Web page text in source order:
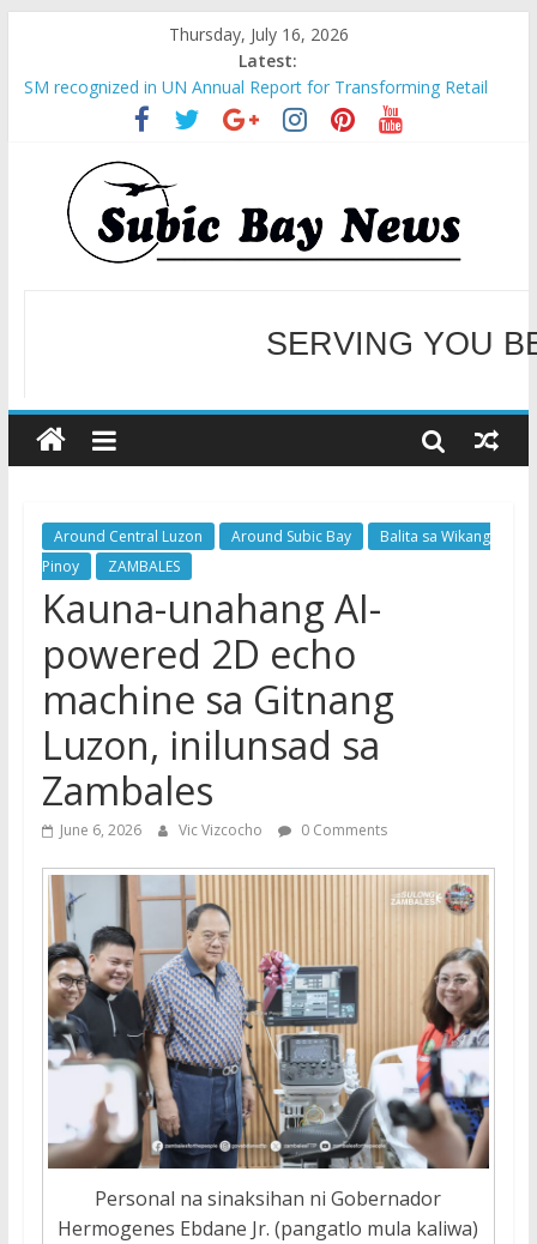
Thursday, July 16, 2026
Latest:
SM recognized in UN Annual Report for Transforming Retail
Spaces into Platforms for Global Causes
Subic Bay News Vol 19 No 25
Inter-Agency Meeting Tackles Next Steps for Subic E-Waste
Shipments
SBMA Hosts U.S. Business Mission to promote partnership
and growth in Subic Bay
BCDA launches inaugural Ecozones Color Run Fest across four
WELCOME TO OUR
SERVING YOU
Around Central Luzon Around Subic Bay
Balita sa Wikang
Pinoy
ZAMBALES
Kauna-unahang AI-
powered 2D echo
machine sa Gitnang
Luzon, inilunsad sa
Zambales
June 6, 2026 Vic Vizcocho 0 Comments
Personal na sinaksihan ni Gobernador
Hermogenes Ebdane Jr. (pangatlo mula kaliwa)